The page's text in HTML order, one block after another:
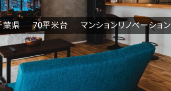
葉県 70平米台 マンションリノベーション